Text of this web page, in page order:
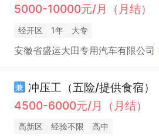
5000-10000元/月（月结）
经开区 1年 大专
安徽省盛运大田专用汽车有限公司
兼 冲压工（五险/提供食宿）
4500-6000元/月（月结）
高新区 经验不限 高中